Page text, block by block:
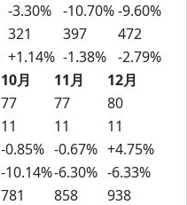
-3.30% -10.70%-9.60%
321 397
472
+1.14% -1.38% -2.79%
10月 11月
12月
77 77
80
11 11
11
-0.85% -0.67% +4.75%
-10.14%-6.30% -6.33%
781 858
938